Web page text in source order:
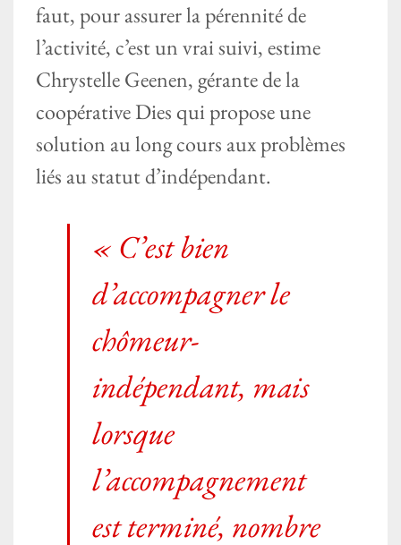
faut, pour assurer la pérennité de
l’activité, c’est un vrai suivi, estime
Chrystelle Geenen, gérante de la
coopérative Dies qui propose une
solution au long cours aux problèmes
liés au statut d’indépendant.
« C’est bien
d’accompagner le
chômeur-
indépendant, mais
lorsque
l’accompagnement
est terminé, nombre